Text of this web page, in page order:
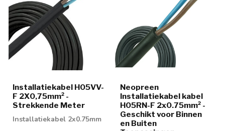
Installatiekabel H05VV-
F 2X0,75mm² -
Strekkende Meter
Installatiekabel 2x0.75mm
Neopreen
Installatiekabel kabel
H05RN-F 2x0.75mm² -
Geschikt voor Binnen
en Buiten